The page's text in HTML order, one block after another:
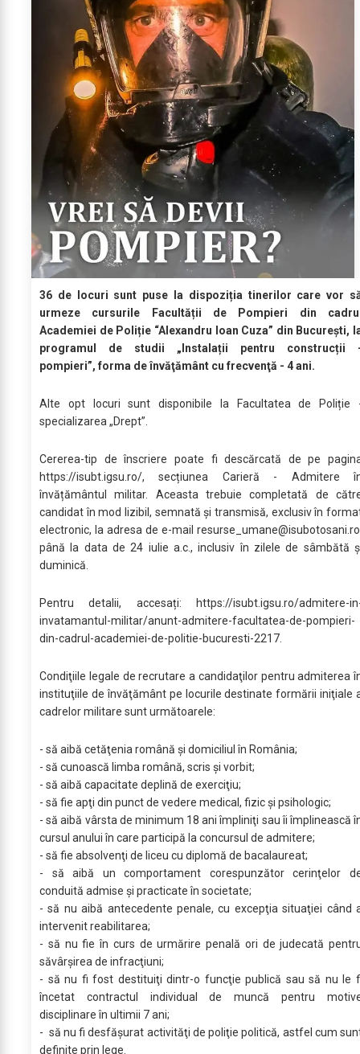
36 de locuri sunt puse la dispoziția tinerilor care vor
urmeze cursurile Facultății de Pompieri din
Academiei de Poliție “Alexandru Ioan Cuza” din București,
programul de studii „Instalații pentru construcții
pompieri”, forma de învăţământ cu frecvenţă - 4 ani.
Alte opt locuri sunt disponibile la Facultatea de Poliție
specializarea „Drept”.
Cererea-tip de înscriere poate fi descărcată de pe
https://isubt.igsu.ro/, secțiunea Carieră - Admitere
învățământul militar. Aceasta trebuie completată de
candidat în mod lizibil, semnată și transmisă, exclusiv în
electronic, la adresa de e-mail resurse_umane@isubotosani.ro
până la data de 24 iulie a.c., inclusiv în zilele de sâmbătă
duminică.
Pentru detalii, accesați: https://isubt.igsu.ro/admitere-
invatamantul-militar/anunt-admitere-facultatea-de-pompieri-
din-cadrul-academiei-de-politie-bucuresti-2217.
Condiţiile legale de recrutare a candidaţilor pentru admiterea
instituţiile de învăţământ pe locurile destinate formării iniţiale
cadrelor militare sunt următoarele:
- să aibă cetăţenia română şi domiciliul în România;
- să cunoască limba română, scris şi vorbit;
- să aibă capacitate deplină de exerciţiu;
- să fie apţi din punct de vedere medical, fizic şi psihologic;
- să aibă vârsta de minimum 18 ani împliniţi sau îi împlinească
cursul anului în care participă la concursul de admitere;
- să fie absolvenţi de liceu cu diplomă de bacalaureat;
- să aibă un comportament corespunzător cerinţelor
conduită admise şi practicate în societate;
- să nu aibă antecedente penale, cu excepţia situaţiei când
intervenit reabilitarea;
- să nu fie în curs de urmărire penală ori de judecată
săvârşirea de infracţiuni;
- să nu fi fost destituiţi dintr-o funcţie publică sau să nu le
încetat contractul individual de muncă pentru
disciplinare în ultimii 7 ani;
- să nu fi desfăşurat activităţi de poliţie politică, astfel cum
definite prin lege.